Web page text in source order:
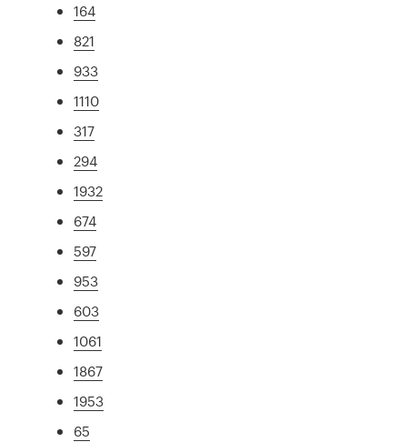
164
821
933
1110
317
294
1932
674
597
953
603
1061
1867
1953
65